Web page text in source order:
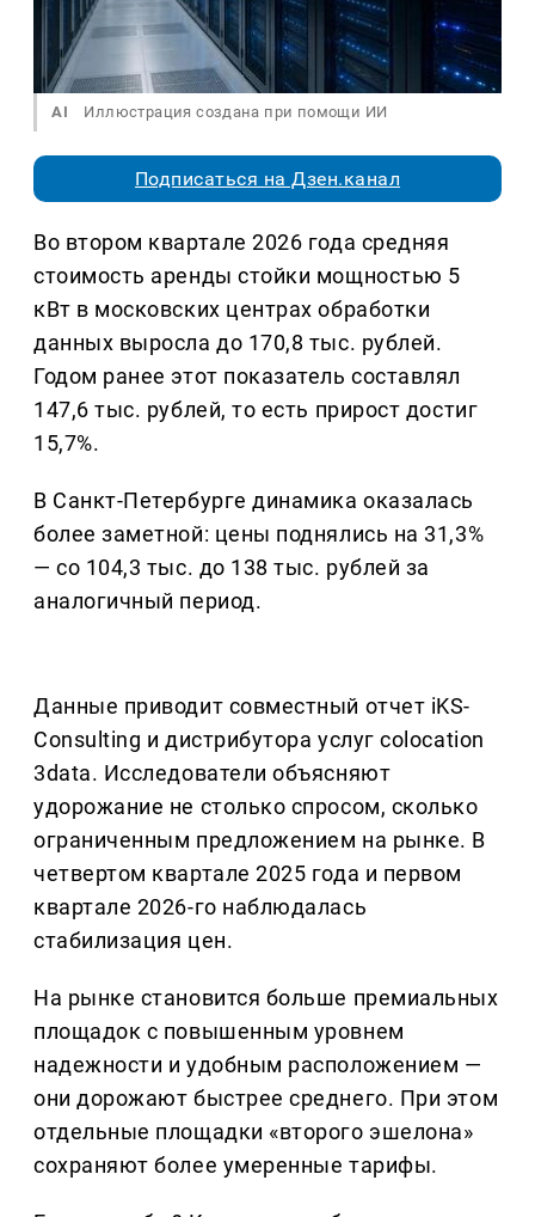
AI Иллюстрация создана при помощи ИИ
Подписаться на Дзен.канал
Во втором квартале 2026 года средняя
стоимость аренды стойки мощностью 5
кВт в московских центрах обработки
данных выросла до 170,8 тыс. рублей.
Годом ранее этот показатель составлял
147,6 тыс. рублей, то есть прирост достиг
15,7%.
В Санкт-Петербурге динамика оказалась
более заметной: цены поднялись на 31,3%
— со 104,3 тыс. до 138 тыс. рублей за
аналогичный период.
Данные приводит совместный отчет iKS-
Consulting и дистрибутора услуг colocation
3data. Исследователи объясняют
удорожание не столько спросом, сколько
ограниченным предложением на рынке. В
четвертом квартале 2025 года и первом
квартале 2026-го наблюдалась
стабилизация цен.
На рынке становится больше премиальных
площадок с повышенным уровнем
надежности и удобным расположением —
они дорожают быстрее среднего. При этом
отдельные площадки «второго эшелона»
сохраняют более умеренные тарифы.